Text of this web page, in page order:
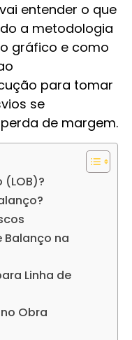
entender o que
a metodologia
gráfico e como
para tomar
se
de margem.
(LOB)?
Balanço na
Linha de
Obra